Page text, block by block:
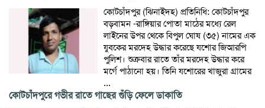
কোটচাঁদপুর (ঝিনাইদহ) প্রতিনিধি: কোটচাঁদপুর
বড়বামন -রাঙ্গিয়ার পোতা মাঠের মধ্যে রেল
লাইনের উপর থেকে বিপুল ঘোষ (৩৫) নামের এক
যুবকের মরদেহ উদ্ধার করেছে যশোর জিআরপি
পুলিশ। শুক্রবার রাতে তাঁর মরদেহ উদ্ধার করে
মর্গে পাঠানো হয়। তিনি যশোরের খাজুরা গ্রামের
...
কোটচাঁদপুরে গভীর রাতে গাছের গুঁড়ি ফেলে ডাকাতি